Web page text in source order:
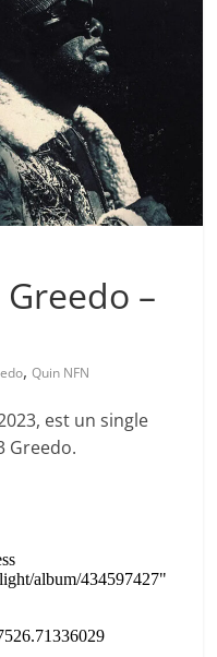
–
,Quin NFN
est un single
Greedo.